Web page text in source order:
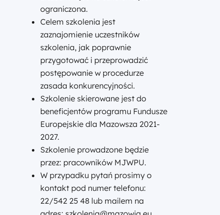
ograniczona.
Celem szkolenia jest
zaznajomienie uczestników
szkolenia, jak poprawnie
przygotować i przeprowadzić
postępowanie w procedurze
zasada konkurencyjności.
Szkolenie skierowane jest do
beneficjentów programu Fundusze
Europejskie dla Mazowsza 2021-
2027.
Szkolenie prowadzone będzie
przez: pracowników MJWPU.
W przypadku pytań prosimy o
kontakt pod numer telefonu:
22/542 25 48 lub mailem na